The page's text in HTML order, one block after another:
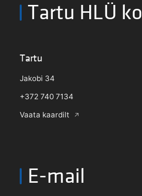
Tartu HLÜ
Tartu
Jakobi 34
+372 740 7134
Vaata kaardilt
E-mail